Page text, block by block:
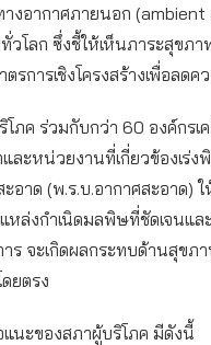
งอากาศภายนอก (ambient
วโลก ซึ่งชี้ให้เห็นภาระสุขภ
รการเชิงโครงสร้างเพื่อลดค
โภค ร่วมกับกว่า 60 องค์กรเ
ละหน่วยงานที่เกี่ยวข้องเร่
ะอาด (พ.ร.บ.อากาศสะอาด)
หล่งกำเนิดมลพิษที่ชัดเจนแ
าร จะเกิดผลกระทบด้านสุข
ยตรง
แนะของสภาผู้บริโภค มีดังนี้